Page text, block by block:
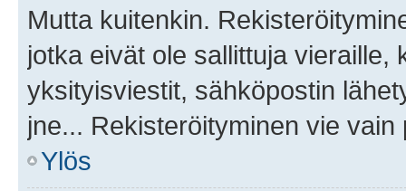
Mutta kuitenkin.
jotka eivät ole sallittuja vieraille,
yksityisviestit, sähköpostin
jne... Rekisteröityminen vie
Ylös